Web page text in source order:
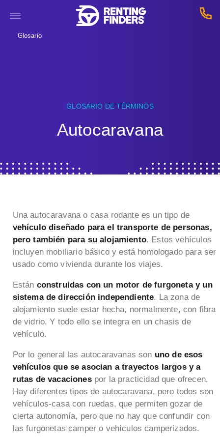
Glosario
GLOSARIO DE TÉRMINOS
Autocaravana
Una autocaravana o casa rodante es un tipo de
vehículo diseñado para el transporte de personas,
pero también para su alojamiento. Estos vehículos
incluyen mobiliario básico y está homologado para ser
usado como vivienda durante los viajes.
Están construidas con un motor de furgoneta y un
sistema de dirección independiente. La zona de
alojamiento suele estar hecha, normalmente, con fibra
de vidrio. Y todo ello se integra en un chasis de
vehículo.
Por lo general las autocaravanas son uno de esos
vehículos que se asocian a trayectos largos y a
rutas de vacacionespor la practicidad que ofrecen.
Hay diferentes tipos de autocaravana, pero todos son
vehículos-casa con ruedas, que permiten gozar de
cierta autonomía, pero que no hay que confundir con
las furgonetas camper o vehículos camperizados.